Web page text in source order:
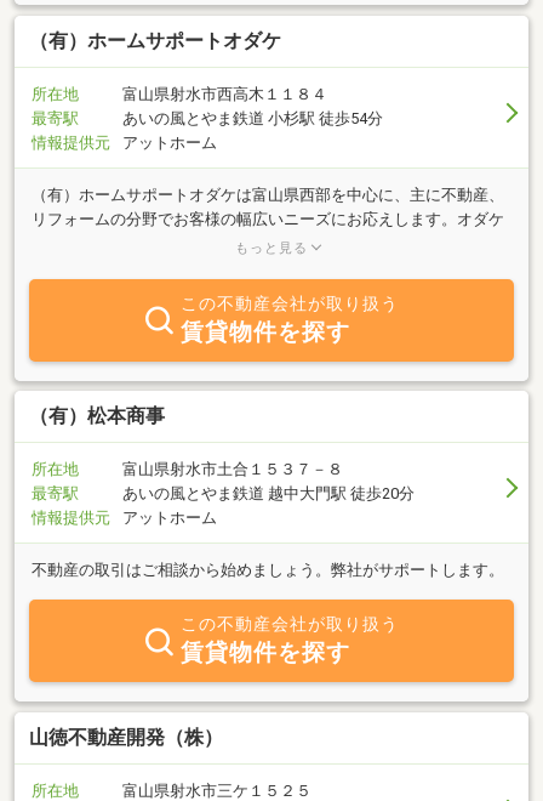
家を持っていますから、成功事例・失敗経験が豊富にあります。中
古住宅ご購入の際は、ぜひ弊社を頼ってみてください。
（有）ホームサポートオダケ
所在地
富山県射水市西高木１１８４
最寄駅
あいの風とやま鉄道 小杉駅 徒歩54分
情報提供元
アットホーム
（有）ホームサポートオダケは富山県西部を中心に、主に不動産、
リフォームの分野でお客様の幅広いニーズにお応えします。オダケ
ホーム（株）のグループ会社として地域で培ってきた家づくりの経
解決していきます。どんなことでもまずはお気軽にご相談くださ
もっと見る
この不動産会社が取り扱う
賃貸物件を探す
（有）松本商事
所在地
富山県射水市土合１５３７－８
最寄駅
あいの風とやま鉄道 越中大門駅 徒歩20分
情報提供元
アットホーム
不動産の取引はご相談から始めましょう。弊社がサポートします。
この不動産会社が取り扱う
賃貸物件を探す
山徳不動産開発（株）
所在地
富山県射水市三ケ１５２５